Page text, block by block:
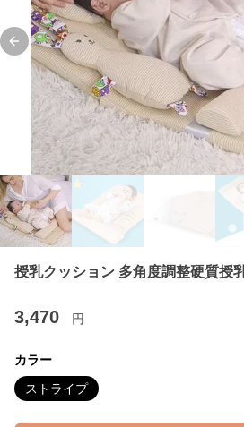
Previous slide
授乳クッション 多角度調整硬質授
3,470 円
カラー
ストライプ